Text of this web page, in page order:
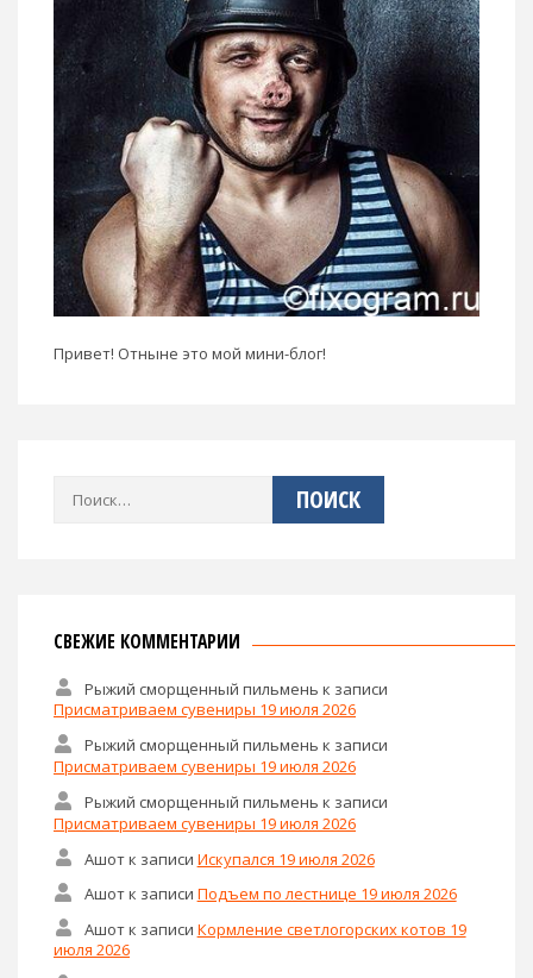
Привет! Отныне это мой мини-блог!
Найти:
СВЕЖИЕ КОММЕНТАРИИ
Рыжий сморщенный пильмень к записи
Присматриваем сувениры 19 июля 2026
Рыжий сморщенный пильмень к записи
Присматриваем сувениры 19 июля 2026
Рыжий сморщенный пильмень к записи
Присматриваем сувениры 19 июля 2026
Ашотк записи Искупался 19 июля 2026
Ашотк записи Подъем по лестнице 19 июля 2026
Ашотк записи Кормление светлогорских котов 19
июля 2026